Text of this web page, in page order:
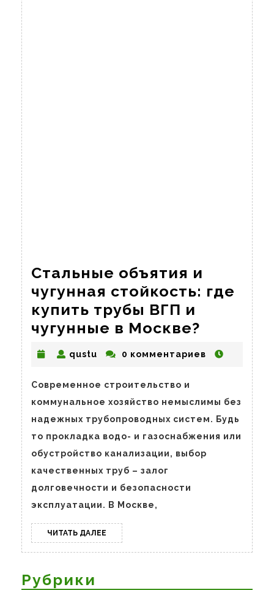
Стальные объятия и
чугунная стойкость: где
купить трубы ВГП и
чугунные в Москве?
объятия
чугунная
где
купить
трубы
Москве?
qustu qustu0 комментариев
Современное строительство и
коммунальное хозяйство немыслимы без
надежных трубопроводных систем. Будь
то прокладка водо- и газоснабжения или
обустройство канализации, выбор
качественных труб – залог
долговечности и безопасности
эксплуатации. В Москве,
ЧИТАТЬ ДАЛЕЕ ЧИТАТЬ
ДАЛЕЕ
Рубрики